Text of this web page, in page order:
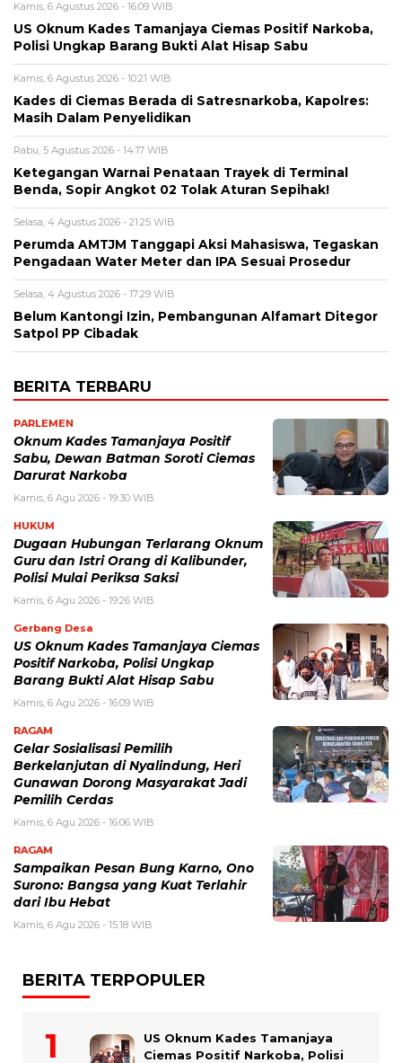
Kamis, 6 Agustus 2026 - 16:09 WIB
US Oknum Kades Tamanjaya Ciemas Positif Narkoba,
Polisi Ungkap Barang Bukti Alat Hisap Sabu
Kamis, 6 Agustus 2026 - 10:21 WIB
Kades di Ciemas Berada di Satresnarkoba, Kapolres:
Masih Dalam Penyelidikan
Rabu, 5 Agustus 2026 - 14:17 WIB
Ketegangan Warnai Penataan Trayek di Terminal
Benda, Sopir Angkot 02 Tolak Aturan Sepihak!
Selasa, 4 Agustus 2026 - 21:25 WIB
Perumda AMTJM Tanggapi Aksi Mahasiswa, Tegaskan
Pengadaan Water Meter dan IPA Sesuai Prosedur
Selasa, 4 Agustus 2026 - 17:29 WIB
Belum Kantongi Izin, Pembangunan Alfamart Ditegor
Satpol PP Cibadak
BERITA TERBARU
PARLEMEN
Oknum Kades Tamanjaya Positif
Sabu, Dewan Batman Soroti Ciemas
Darurat Narkoba
Kamis, 6 Agu 2026 - 19:30 WIB
HUKUM
Dugaan Hubungan Terlarang Oknum
Guru dan Istri Orang di Kalibunder,
Polisi Mulai Periksa Saksi
Kamis, 6 Agu 2026 - 19:26 WIB
Gerbang Desa
US Oknum Kades Tamanjaya Ciemas
Positif Narkoba, Polisi Ungkap
Barang Bukti Alat Hisap Sabu
Kamis, 6 Agu 2026 - 16:09 WIB
RAGAM
Gelar Sosialisasi Pemilih
Berkelanjutan di Nyalindung, Heri
Gunawan Dorong Masyarakat Jadi
Pemilih Cerdas
Kamis, 6 Agu 2026 - 16:06 WIB
RAGAM
Sampaikan Pesan Bung Karno, Ono
Surono: Bangsa yang Kuat Terlahir
dari Ibu Hebat
Kamis, 6 Agu 2026 - 15:18 WIB
BERITA TERPOPULER
US Oknum Kades Tamanjaya
Ciemas Positif Narkoba, Polisi